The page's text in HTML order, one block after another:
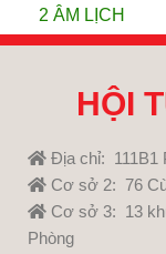
2 ÂM LỊCH
HỘI
Địa chỉ: 111B1
Cơ sở 2: 76
Cơ sở 3: 13
Phòng